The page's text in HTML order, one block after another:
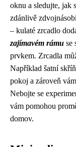
oknu a sledujte, jak
zdánlivě
– kulaté zrcadlo
zajímavém rámu se
prvkem. Zrcadla
Například šatní
pokoj a zároveň
Nebojte se
vám pomohou
domov.